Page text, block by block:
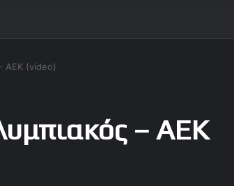
ΑΕΚ (video)
– ΑΕΚ